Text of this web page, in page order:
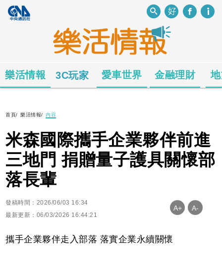
樂活情報 3C玩家 愛車世界 金融理財
首頁/ 樂活情報/ 內容
米森國際攜手企業夥伴前進
三地門 捐贈量子護具關懷部
落長輩
發稿時間：2026/06/03 16:34
最新更新：06/03/2026 16:44:21
A+ A-
攜手企業夥伴走入部落 落實企業永續關懷